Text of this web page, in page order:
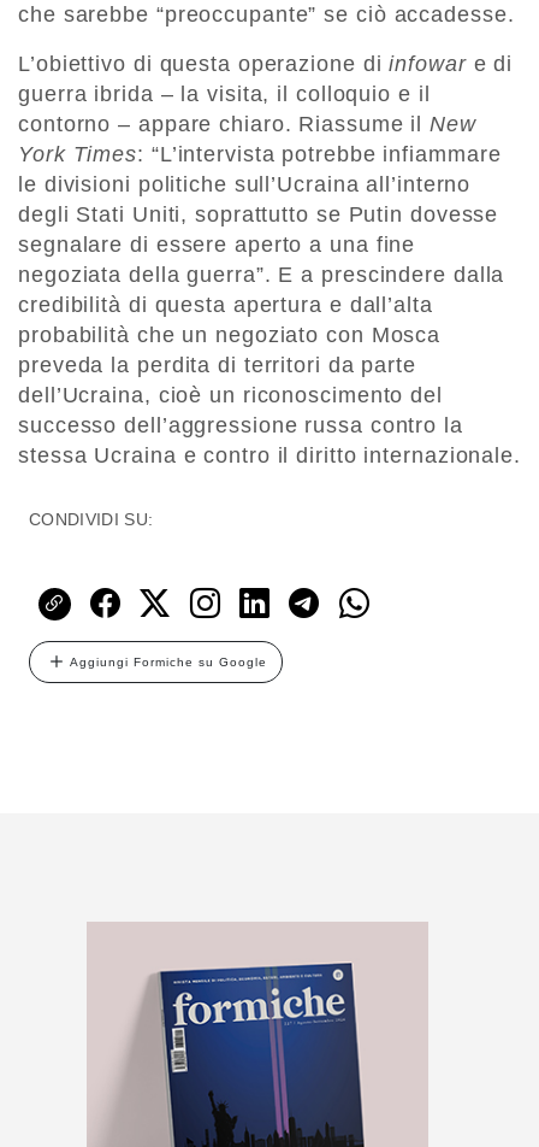
che sarebbe “preoccupante” se ciò accadesse.
L’obiettivo di questa operazione diinfoware di
guerra ibrida – la visita, il colloquio e il
contorno – appare chiaro. Riassume ilNew
York Times: “L’intervista potrebbe infiammare
le divisioni politiche sull’Ucraina all’interno
degli Stati Uniti, soprattutto se Putin dovesse
segnalare di essere aperto a una fine
negoziata della guerra”. E a prescindere dalla
credibilità di questa apertura e dall’alta
probabilità che un negoziato con Mosca
preveda la perdita di territori da parte
dell’Ucraina, cioè un riconoscimento del
successo dell’aggressione russa contro la
stessa Ucraina e contro il diritto internazionale.
CONDIVIDI SU:
Aggiungi Formiche su Google